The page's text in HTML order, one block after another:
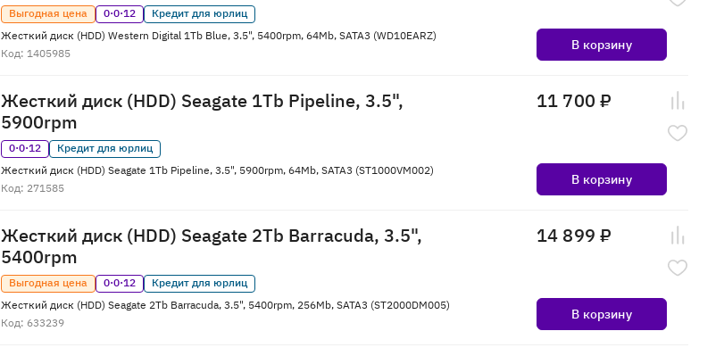
Выгодная цена 0·0·12
Кредит для юрлиц
Жесткий диск (HDD) Western Digital 1Tb Blue, 3.5", 5400rpm, 64Mb, SATA3 (WD10EARZ)
Код: 1405985
В корзину
Жесткий диск (HDD) Seagate 1Tb Pipeline, 3.5",
5900rpm
0·0·12
Кредит для юрлиц
Жесткий диск (HDD) Seagate 1Tb Pipeline, 3.5", 5900rpm, 64Mb, SATA3 (ST1000VM002)
Код: 271585
11 700 ₽
В корзину
Жесткий диск (HDD) Seagate 2Tb Barracuda, 3.5",
5400rpm
Выгодная цена 0·0·12
Кредит для юрлиц
Жесткий диск (HDD) Seagate 2Tb Barracuda, 3.5", 5400rpm, 256Mb, SATA3 (ST2000DM005)
Код: 633239
14 899 ₽
В корзину